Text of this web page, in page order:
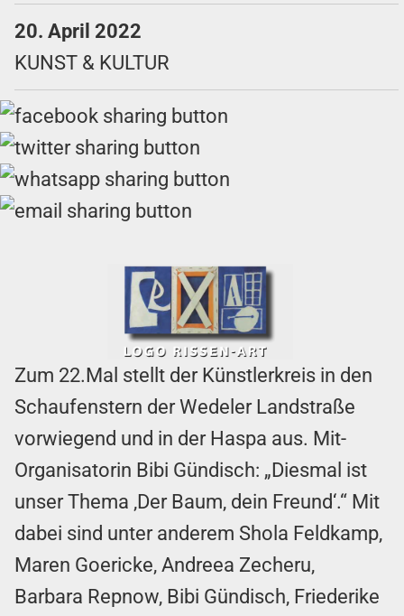
20. April 2022
KUNST & KULTUR
Zum 22.Mal stellt der Künstlerkreis in den
Schaufenstern der Wedeler Landstraße
vorwiegend und in der Haspa aus. Mit-
Organisatorin Bibi Gündisch: „Diesmal ist
unser Thema ‚Der Baum, dein Freund‘.“ Mit
dabei sind unter anderem Shola Feldkamp,
Maren Goericke, Andreea Zecheru,
Barbara Repnow, Bibi Gündisch, Friederike